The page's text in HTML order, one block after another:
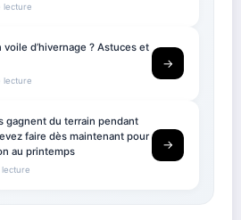
lecture
d’hivernage ? Astuces et
lecture
→
gagnent du terrain pendant
faire dès maintenant pour
au printemps
lecture
→